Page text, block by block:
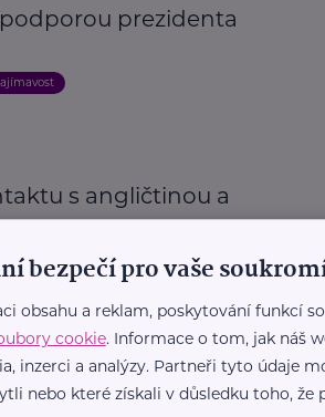
podporou prezidenta
s angličtinou a
Ženabezpečí pro vaše
obsahu a reklam, poskytování funkcí
cookie. Informace o tom, jak náš
inzerci a analýzy. Partneři tyto údaje
nebo které získali v důsledku toho, že